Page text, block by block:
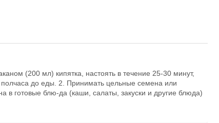
(200 мл) кипятка, настоять в течение 25-30 минут,
до еды. 2. Принимать цельные семена или
в готовые блю-да (каши, салаты, закуски и другие блюда)